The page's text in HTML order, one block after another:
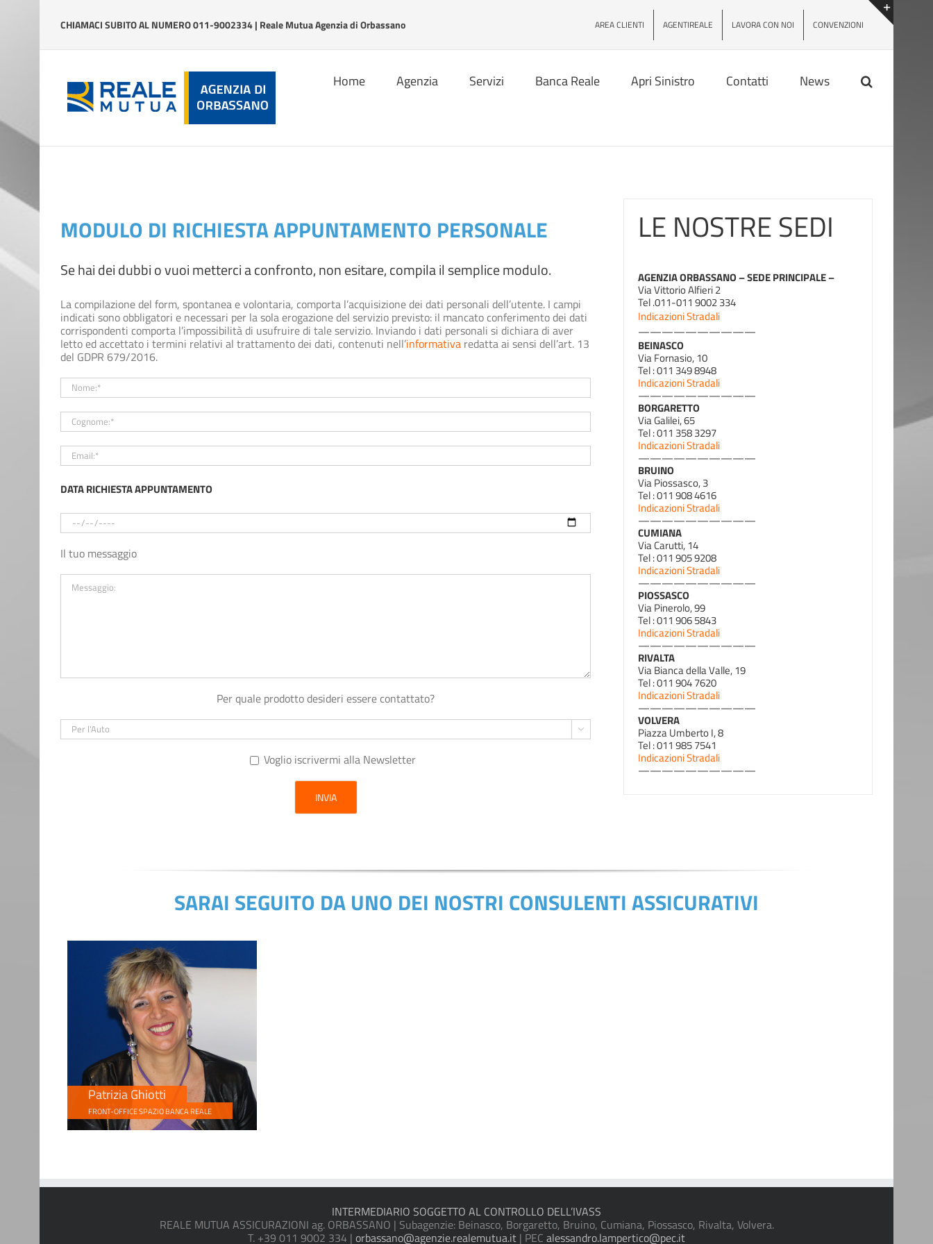
CHIAMACI SUBITO AL NUMERO 011-9002334 | Reale Mutua Agenzia di Orbassano AREA CLIENTI AGENTIREALE LAVORA CON NOI CONVENZIONI
Home Agenzia Servizi Banca Reale Apri Sinistro Contatti News
MODULO DI RICHIESTA APPUNTAMENTO PERSONALE
Se hai dei dubbi o vuoi metterci a confronto, non esitare, compila il semplice modulo.
La compilazione del form, spontanea e volontaria, comporta l’acquisizione dei dati personali dell’utente. I campi
indicati sono obbligatori e necessari per la sola erogazione del servizio previsto: il mancato conferimento dei dati
corrispondenti comporta l’impossibilità di usufruire di tale servizio. Inviando i dati personali si dichiara di aver
letto ed accettato i termini relativi al trattamento dei dati, contenuti nell’informativa redatta ai sensi dell’art. 13
del GDPR 679/2016.
DATA RICHIESTA APPUNTAMENTO
Il tuo messaggio
Per quale prodotto desideri essere contattato?

Voglio iscrivermi alla Newsletter
LE NOSTRE SEDI
AGENZIA ORBASSANO – SEDE PRINCIPALE –
Via Vittorio Alfieri 2
Tel .011-011 9002 334
Indicazioni Stradali
——————————
BEINASCO
Via Fornasio, 10
Tel : 011 349 8948
Indicazioni Stradali
——————————
BORGARETTO
Via Galilei, 65
Tel : 011 358 3297
Indicazioni Stradali
——————————
BRUINO
Via Piossasco, 3
Tel : 011 908 4616
Indicazioni Stradali
——————————
CUMIANA
Via Carutti, 14
Tel : 011 905 9208
Indicazioni Stradali
——————————
PIOSSASCO
Via Pinerolo, 99
Tel : 011 906 5843
Indicazioni Stradali
——————————
RIVALTA
Via Bianca della Valle, 19
Tel : 011 904 7620
Indicazioni Stradali
——————————
VOLVERA
Piazza Umberto I, 8
Tel : 011 985 7541
Indicazioni Stradali
——————————
SARAI SEGUITO DA UNO DEI NOSTRI CONSULENTI ASSICURATIVI
Patrizia Ghiotti
FRONT-OFFICE SPAZIO BANCA REALE
INTERMEDIARIO SOGGETTO AL CONTROLLO DELL’IVASS
REALE MUTUA ASSICURAZIONI ag. ORBASSANO | Subagenzie: Beinasco, Borgaretto, Bruino, Cumiana, Piossasco, Rivalta, Volvera.
T. +39 011 9002 334 | orbassano@agenzie.realemutua.it | PEC alessandro.lampertico@pec.it
Toggle